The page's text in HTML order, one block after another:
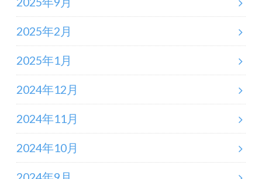
2025年2月
2025年1月
2024年12月
2024年11月
2024年10月